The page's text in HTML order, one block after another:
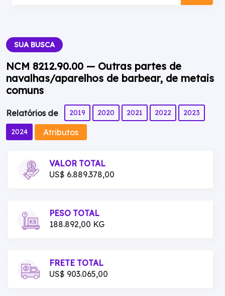
SUA BUSCA
NCM 8212.90.00 — Outras partes de
navalhas/aparelhos de barbear, de metais
comuns
Relatórios de 2019 2020 2021 2022 2023
2024 Atributos
VALOR TOTAL
US$ 6.889.378,00
PESO TOTAL
188.892,00 KG
FRETE TOTAL
US$ 903.065,00